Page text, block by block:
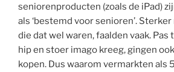
seniorenproducten (zoals de iPad)
als ‘bestemd voor senioren’.
die dat wel waren, faalden vaak. Pas
hip en stoer imago kreeg, gingen
kopen. Dus waarom vermarkten als